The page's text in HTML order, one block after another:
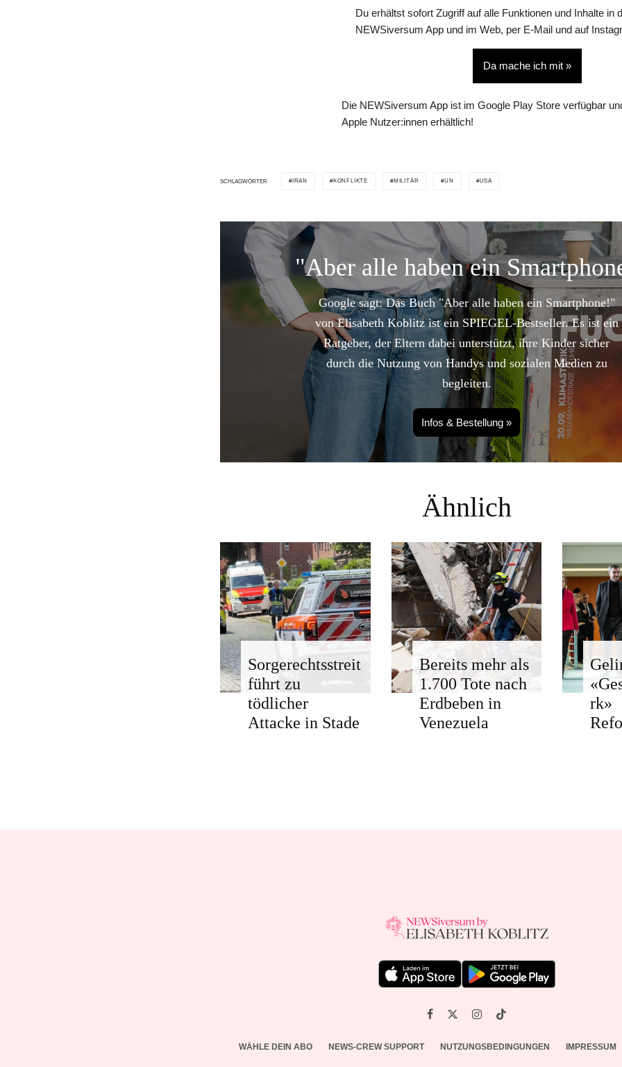
Du erhältst sofort Zugriff auf alle Funktionen und Inhalte in
NEWSiversum App und im Web, per E-Mail und auf
Da mache ich mit »
Die NEWSiversum App ist im Google Play Store verfügbar
Apple Nutzer:innen erhältlich!
SCHLAGWÖRTER IRAN KONFLIKTE MILITÄR UN USA
"Aber alle haben ein
Google sagt: Das Buch "Aber alle haben ein Smartphone!"
von Elisabeth Koblitz ist ein SPIEGEL-Bestseller. Es ist ein
Ratgeber, der Eltern dabei unterstützt, ihre Kinder sicher
durch die Nutzung von Handys und sozialen Medien zu
begleiten.
Infos & Bestellung »
Ähnlich
Sorgerechtsstreit
führt zu
tödlicher
Attacke in Stade
Bereits mehr als
1.700 Tote nach
Erdbeben in
Venezuela
rk»
WÄHLE DEIN ABO NEWS-CREW SUPPORT NUTZUNGSBEDINGUNGEN IMPRESSUM